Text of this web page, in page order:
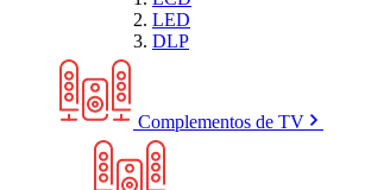
LED
DLP
Complementos de TV